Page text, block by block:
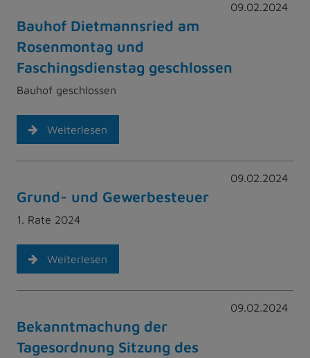
09.02.2024
Bauhof Dietmannsried am
Rosenmontag und
Faschingsdienstag geschlossen
Bauhof geschlossen
Weiterlesen
09.02.2024
Grund- und Gewerbesteuer
1. Rate 2024
Weiterlesen
09.02.2024
Bekanntmachung der
Tagesordnung Sitzung des